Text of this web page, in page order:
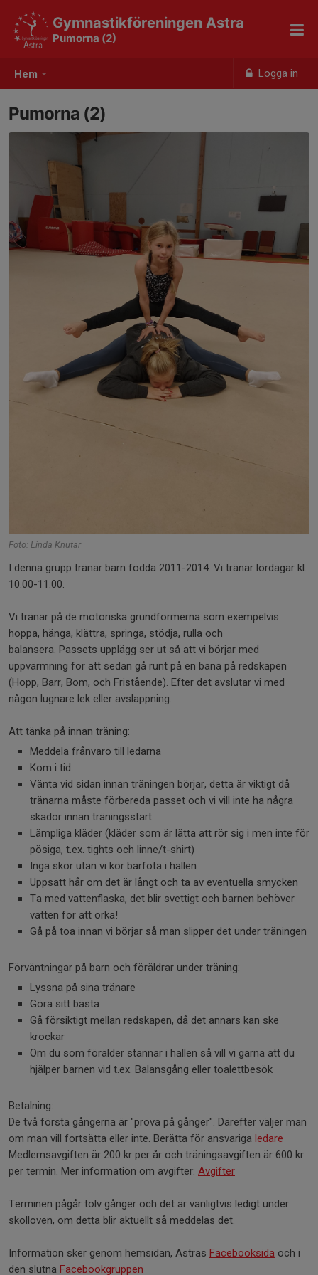
Hem Logga in
Gymnastikföreningen Astra
Pumorna (2)
Pumorna (2)
Foto: Linda Knutar
I denna grupp tränar barn födda 2011-2014. Vi tränar lördagar kl.
10.00-11.00.
Vi tränar på de motoriska grundformerna som exempelvis
hoppa, hänga, klättra, springa, stödja, rulla och
balansera. Passets upplägg ser ut så att vi börjar med
uppvärmning för att sedan gå runt på en bana på redskapen
(Hopp, Barr, Bom, och Fristående). Efter det avslutar vi med
någon lugnare lek eller avslappning.
Att tänka på innan träning:
Meddela frånvaro till ledarna
Kom i tid
Vänta vid sidan innan träningen börjar, detta är viktigt då
tränarna måste förbereda passet och vi vill inte ha några
skador innan träningsstart
Lämpliga kläder (kläder som är lätta att rör sig i men inte för
pösiga, t.ex. tights och linne/t-shirt)
Inga skor utan vi kör barfota i hallen
Uppsatt hår om det är långt och ta av eventuella smycken
Ta med vattenflaska, det blir svettigt och barnen behöver
vatten för att orka!
Gå på toa innan vi börjar så man slipper det under träningen
Förväntningar på barn och föräldrar under träning:
Lyssna på sina tränare
Göra sitt bästa
Gå försiktigt mellan redskapen, då det annars kan ske
krockar
Om du som förälder stannar i hallen så vill vi gärna att du
hjälper barnen vid t.ex. Balansgång eller toalettbesök
Betalning:
De två första gångerna är "prova på gånger". Därefter väljer man
om man vill fortsätta eller inte. Berätta för ansvariga ledare
Medlemsavgiften är 200 kr per år och träningsavgiften är 600 kr
per termin. Mer information om avgifter: Avgifter
Terminen pågår tolv gånger och det är vanligtvis ledigt under
skolloven, om detta blir aktuellt så meddelas det.
Information sker genom hemsidan, Astras Facebooksida och i
den slutna Facebookgruppen